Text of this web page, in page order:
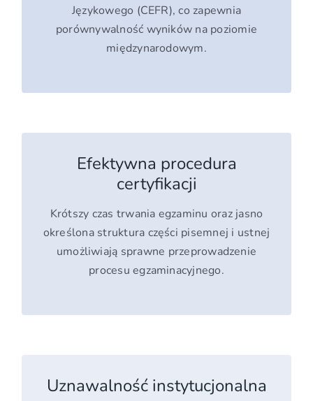
Językowego (CEFR), co zapewnia
porównywalność wyników na poziomie
międzynarodowym.
Efektywna procedura
certyfikacji
Krótszy czas trwania egzaminu oraz jasno
określona struktura części pisemnej i ustnej
umożliwiają sprawne przeprowadzenie
procesu egzaminacyjnego.
Uznawalność instytucjonalna